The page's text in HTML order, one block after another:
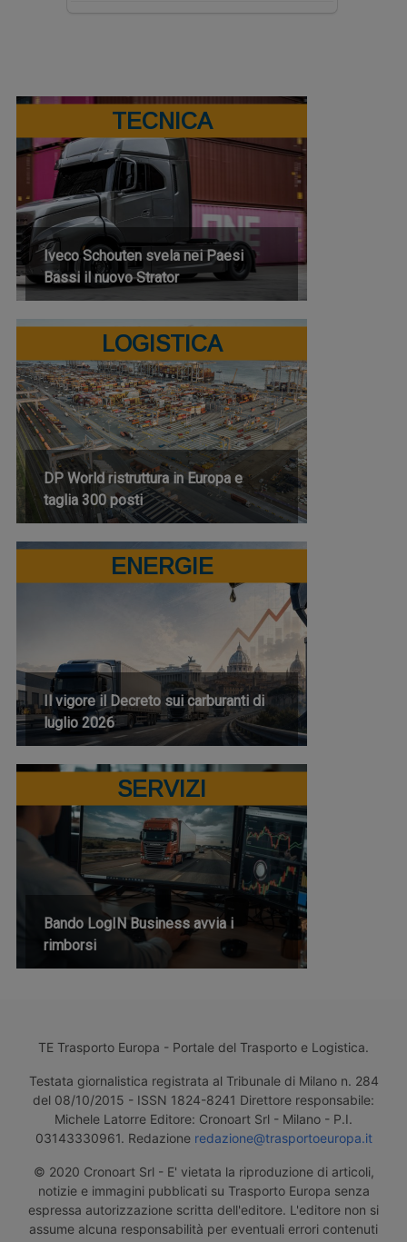
TECNICA
Iveco Schouten svela nei Paesi
Bassi il nuovo Strator
LOGISTICA
DP World ristruttura in Europa e
taglia 300 posti
ENERGIE
Il vigore il Decreto sui carburanti di
luglio 2026
SERVIZI
Bando LogIN Business avvia i
rimborsi
TE Trasporto Europa - Portale del Trasporto e Logistica.
Testata giornalistica registrata al Tribunale di Milano n. 284
del 08/10/2015 - ISSN 1824-8241 Direttore responsabile:
Michele Latorre Editore: Cronoart Srl - Milano - P.I.
03143330961. Redazione redazione@trasportoeuropa.it
© 2020 Cronoart Srl - E' vietata la riproduzione di articoli,
notizie e immagini pubblicati su Trasporto Europa senza
espressa autorizzazione scritta dell'editore. L'editore non si
assume alcuna responsabilità per eventuali errori contenuti